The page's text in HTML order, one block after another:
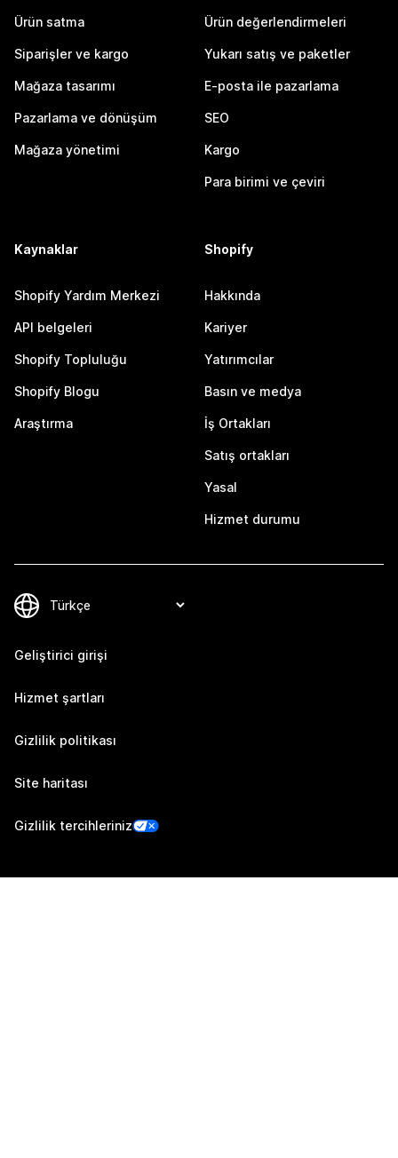
Ürün satma
Siparişler ve kargo
Mağaza tasarımı
Pazarlama ve dönüşüm
Mağaza yönetimi
Ürün değerlendirmeleri
Yukarı satış ve paketler
E-posta ile pazarlama
SEO
Kargo
Para birimi ve çeviri
Kaynaklar
Shopify Yardım Merkezi
API belgeleri
Shopify Topluluğu
Shopify Blogu
Araştırma
Shopify
Hakkında
Kariyer
Yatırımcılar
Basın ve medya
İş Ortakları
Satış ortakları
Yasal
Hizmet durumu
Geliştirici girişi
Hizmet şartları
Gizlilik politikası
Site haritası
Gizlilik tercihleriniz